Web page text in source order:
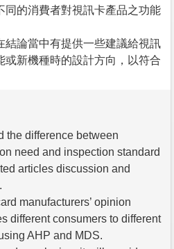
同的消費者對視訊卡產品之功能
結論當中有提供一些建議給視訊
或新機種時的設計方向，以符合
the difference between
need and inspection standard
articles discussion and
manufacturers’ opinion
different consumers to different
AHP and MDS.